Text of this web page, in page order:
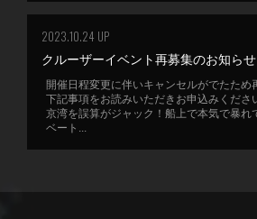
2023.10.24 UP
クルーザーイベント再募集のお知らせ
開催日程変更に伴いキャンセルがでたため
下記事項をお読みいただきお申込みくだ
京湾を誤算がジャック！船上で本気で暴れ
ベート...